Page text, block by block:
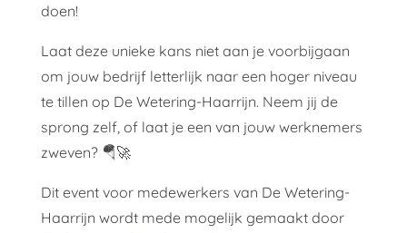
doen!
Laat deze unieke kans niet aan je voorbijgaan
om jouw bedrijf letterlijk naar een hoger niveau
te tillen op De Wetering-Haarrijn. Neem jij de
sprong zelf, of laat je een van jouw werknemers
zweven? 🪂🚀
Dit event voor medewerkers van De Wetering-
Haarrijn wordt mede mogelijk gemaakt door